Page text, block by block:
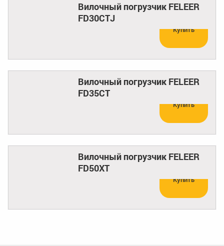
Вилочный погрузчик FELEER
FD30CTJ
Купить
Вилочный погрузчик FELEER
FD35CT
Купить
Вилочный погрузчик FELEER
FD50XT
Купить